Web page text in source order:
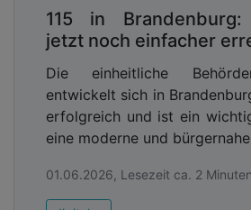
Fünfzehn allgemeinbildende
ein Hallenbad und die
alle sollen Teil der neuen
Stadt Böblingen werden.
Großprojekt mit den auf dem
basierten Lösungen der
AutomationSystems. Die
115 in Brandenburg:
jetzt noch einfacher
Die einheitliche
entwickelt sich in
erfolgreich und ist ein
eine moderne und
01.06.2026, Lesezeit ca. 2 Minuten